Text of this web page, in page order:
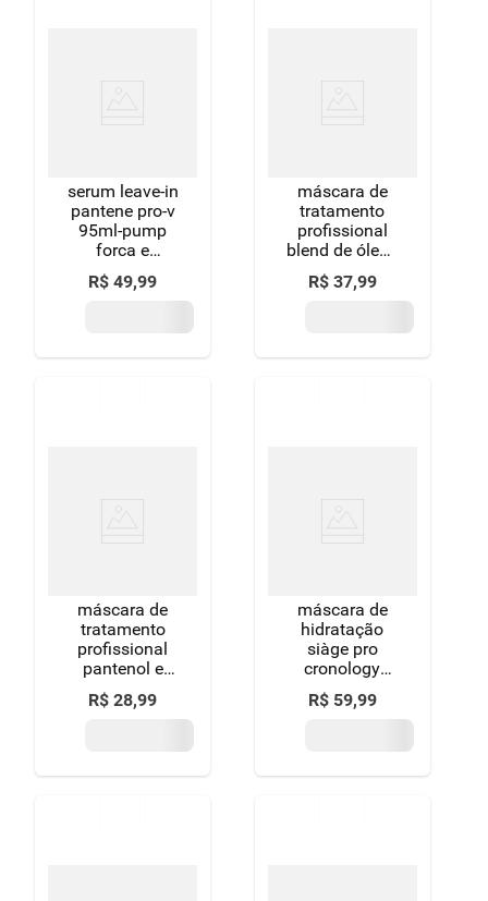
serum leave-in
pantene pro-v
95ml-pump
forca e
nutricao
R$ 49,99
máscara de
tratamento
profissional
blend de óleos
tresemmé
brilho lamelar
R$ 37,99
máscara de
tratamento
profissional
pantenol e
niacinamida
tresemmé pro-
R$ 28,99
máscara de
hidratação
siàge pro
cronology
250g
R$ 59,99